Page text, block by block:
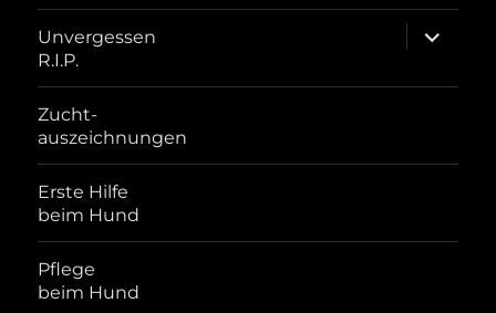
Unvergessen
R.I.P.
öffnen
Zucht-
auszeichnungen
Erste Hilfe
beim Hund
Pflege
beim Hund